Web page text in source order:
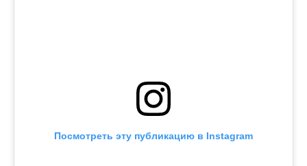
Посмотреть эту публикацию в Instagram